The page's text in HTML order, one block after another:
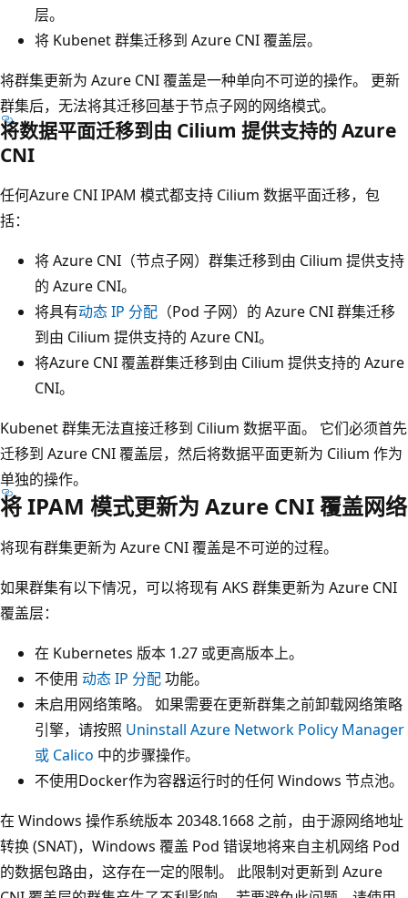
层。
将 Kubenet 群集迁移到 Azure CNI 覆盖层。
将群集更新为 Azure CNI 覆盖是一种单向不可逆的操作。 更新
群集后，无法将其迁移回基于节点子网的网络模式。
将数据平面迁移到由 Cilium 提供支持的 Azure
CNI
任何Azure CNI IPAM 模式都支持 Cilium 数据平面迁移，包
括：
将 Azure CNI（节点子网）群集迁移到由 Cilium 提供支持
的 Azure CNI。
将具有动态 IP 分配 （Pod 子网）的 Azure CNI 群集迁移
到由 Cilium 提供支持的 Azure CNI。
将Azure CNI 覆盖群集迁移到由 Cilium 提供支持的 Azure
CNI。
Kubenet 群集无法直接迁移到 Cilium 数据平面。 它们必须首先
迁移到 Azure CNI 覆盖层，然后将数据平面更新为 Cilium 作为
单独的操作。
将 IPAM 模式更新为 Azure CNI 覆盖网络
将现有群集更新为 Azure CNI 覆盖是不可逆的过程。
如果群集有以下情况，可以将现有 AKS 群集更新为 Azure CNI
覆盖层：
在 Kubernetes 版本 1.27 或更高版本上。
不使用 动态 IP 分配功能。
未启用网络策略。 如果需要在更新群集之前卸载网络策略
引擎，请按照 Uninstall Azure Network Policy Manager
或 Calico 中的步骤操作。
不使用Docker作为容器运行时的任何 Windows 节点池。
在 Windows 操作系统版本 20348.1668 之前，由于源网络地址
转换 (SNAT)，Windows 覆盖 Pod 错误地将来自主机网络 Pod
的数据包路由，这存在一定的限制。 此限制对更新到 Azure